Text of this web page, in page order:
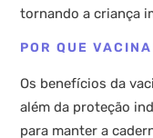
tornando a criança
POR QUE
Os benefícios da
além da proteção
para manter a